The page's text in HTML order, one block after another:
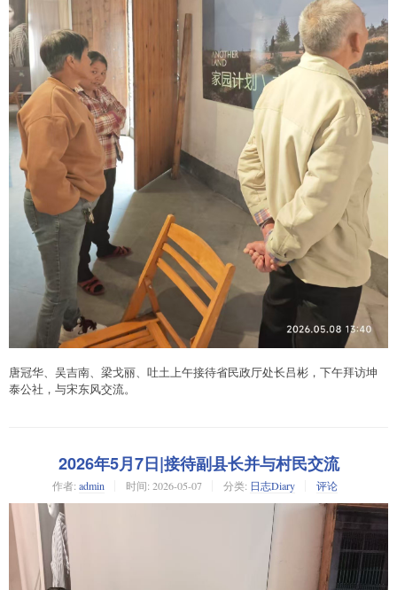
唐冠华、吴吉南、梁戈丽、吐土上午接待省民政厅处长吕彬，下午拜访坤
泰公社，与宋东风交流。
2026年5月7日|接待副县长并与村民交流
作者: admin 时间: 2026-05-07 分类: 日志Diary 评论